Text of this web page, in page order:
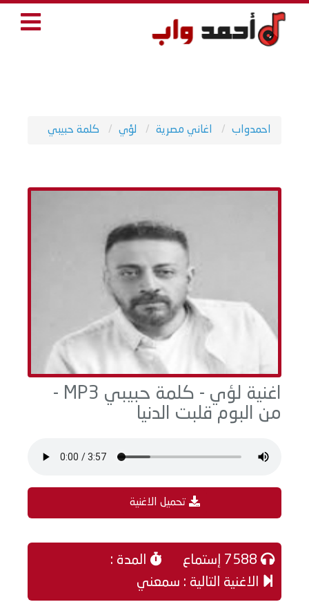
احمدواب اغاني مصرية لؤي كلمة حبيبي
اغنية لؤي - كلمة حبيبي MP3 -
من البوم قلبت الدنيا
تحميل الاغنية
المدة :
الاغنية التالية : سمعني